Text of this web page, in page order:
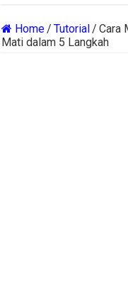
Home/ Tutorial/ Cara
Mati dalam 5 Langkah